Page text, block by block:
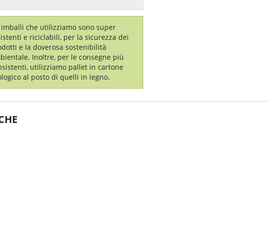
imballi che utilizziamo sono super
e riciclabili, per la sicurezza dei
e la doverosa sostenibilità
Inoltre, per le consegne più
utilizziamo pallet in cartone
al posto di quelli in legno.